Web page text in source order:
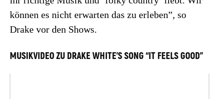
können es nicht erwarten das zu erleben”, so
Drake vor den Shows.
MUSIKVIDEO ZU DRAKE WHITE’S SONG “IT FEELS GOOD”